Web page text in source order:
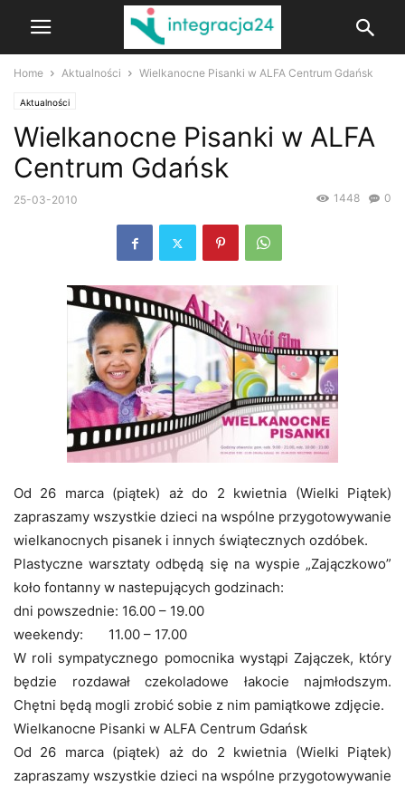
Home Aktualności Wielkanocne Pisanki w ALFA Centrum Gdańsk
Aktualności
Wielkanocne Pisanki w ALFA
Centrum Gdańsk
25-03-2010 0
1448
Od 26 marca (piątek) aż do 2 kwietnia (Wielki Piątek)
zapraszamy wszystkie dzieci na wspólne przygotowywanie
wielkanocnych pisanek i innych świątecznych ozdóbek.
Plastyczne warsztaty odbędą się na wyspie „Zajączkowo”
koło fontanny w nastepujących godzinach:
dni powszednie: 16.00 – 19.00
weekendy: 11.00 – 17.00
W roli sympatycznego pomocnika wystąpi Zajączek, który
będzie rozdawał czekoladowe łakocie najmłodszym.
Chętni będą mogli zrobić sobie z nim pamiątkowe zdjęcie.
Wielkanocne Pisanki w ALFA Centrum Gdańsk
Od 26 marca (piątek) aż do 2 kwietnia (Wielki Piątek)
zapraszamy wszystkie dzieci na wspólne przygotowywanie